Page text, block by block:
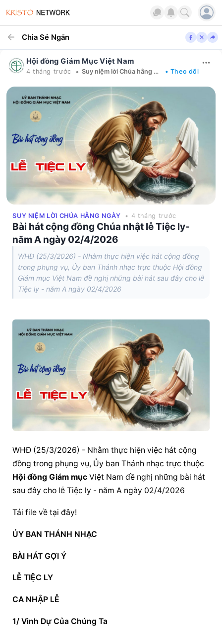
Chia Sẻ Ngắn
Hội đồng Giám Mục Việt Nam
4 tháng trước • Suy niệm lời Chúa hằng ngày • Theo dõi
SUY NIỆM LỜI CHÚA HẰNG NGÀY • 4 tháng trước
Bài hát cộng đồng Chúa nhật lễ Tiệc ly-
năm A ngày 02/4/2026
WHĐ (25/3/2026) - Nhằm thực hiện việc hát cộng đồng
trong phụng vụ, Ủy ban Thánh nhạc trực thuộc Hội đồng
Giám mục Việt Nam đề nghị những bài hát sau đây cho lễ
Tiệc ly - năm A ngày 02/4/2026
WHĐ (25/3/2026) - Nhằm thực hiện việc hát cộng
Hội đồng Giám mục Việt Nam đề nghị những bài hát
sau đây cho lễ Tiệc ly - năm A ngày 02/4/2026
Tải file về tại đây!
ỦY BAN THÁNH NHẠC
BÀI HÁT GỢI Ý
LỄ TIỆC LY
CA NHẬP LỄ
1/ Vinh Dự Của Chúng Ta